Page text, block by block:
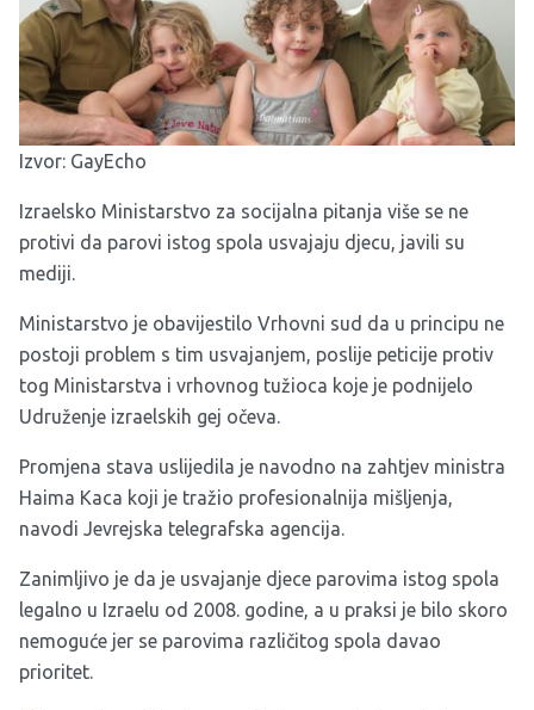
Izvor: GayEcho
Izraelsko Ministarstvo za socijalna pitanja više se ne
protivi da parovi istog spola usvajaju djecu, javili su
mediji.
Ministarstvo je obavijestilo Vrhovni sud da u principu ne
postoji problem s tim usvajanjem, poslije peticije protiv
tog Ministarstva i vrhovnog tužioca koje je podnijelo
Udruženje izraelskih gej očeva.
Promjena stava uslijedila je navodno na zahtjev ministra
Haima Kaca koji je tražio profesionalnija mišljenja,
navodi Jevrejska telegrafska agencija.
Zanimljivo je da je usvajanje djece parovima istog spola
legalno u Izraelu od 2008. godine, a u praksi je bilo skoro
nemoguće jer se parovima različitog spola davao
prioritet.